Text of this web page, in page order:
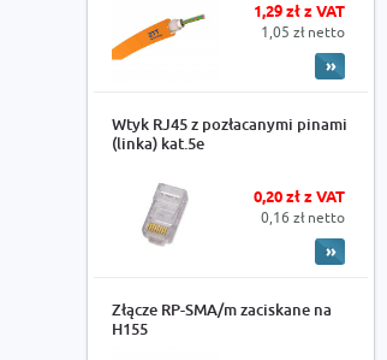
1,29 zł z VAT
1,05 zł netto
Wtyk RJ45 z pozłacanymi pinami
(linka) kat.5e
0,20 zł z VAT
0,16 zł netto
Złącze RP-SMA/m zaciskane na
H155